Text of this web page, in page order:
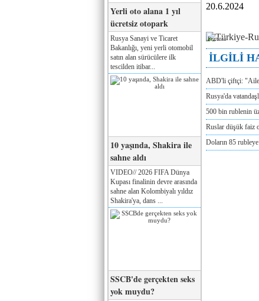
Yerli oto alana 1 yıl
ücretsiz otopark
Rusya Sanayi ve Ticaret
Bakanlığı, yeni yerli otomobil
satın alan sürücülere ilk
tescilden itibar...
10 yaşında, Shakira ile
sahne aldı
VIDEO// 2026 FIFA Dünya
Kupası finalinin devre arasında
sahne alan Kolombiyalı yıldız
Shakira'ya, dans ...
SSCB'de gerçekten seks
yok muydu?
20.6.2024
Реклама
İLGİLİ
ABD'li çiftçi:
Rusya'da
500 bin rublenin
Ruslar düşük faiz
Doların 85